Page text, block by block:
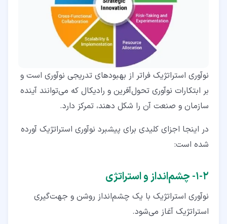
نوآوری استراتژیک فراتر از بهبودهای تدریجی نوآوری است و
بر ابتکارات نوآوری تحول‌آفرین و رادیکال که می‌توانند آینده
سازمان و صنعت آن را شکل دهند، تمرکز دارد.
در اینجا اجزای کلیدی برای پیشبرد نوآوری استراتژیک آورده
شده است:
۲‏-‏۱‏- چشم‌انداز و استراتژی
نوآوری استراتژیک با یک چشم‌انداز روشن و جهت‌گیری
استراتژیک آغاز می‌شود.